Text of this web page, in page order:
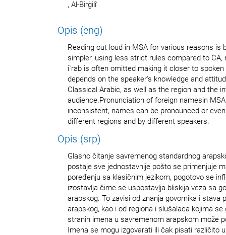
, Al-Birġilî
Opis (eng)
Reading out loud in MSA for various reasons is
simpler, using less strict rules compared to
i`rab is often omitted making it closer to
depends on the speaker's knowledge and
Classical Arabic, as well as the region and the
audience.Pronunciation of foreign namesin
inconsistent, names can be pronounced or
different regions and by different speakers.
Opis (srp)
Glasno čitanje savremenog standardnog
postaje sve jednostavnije pošto se primenjuje
poređenju sa klasičnim jezikom, pogotovo se
izostavlja čime se uspostavlja bliskija veza sa
arapskog. To zavisi od znanja govornika i stava
arapskog, kao i od regiona i slušalaca kojima
stranih imena u savremenom arapskom može
Imena se mogu izgovarati ili čak pisati različito